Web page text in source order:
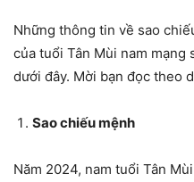
Những thông tin về sao
của tuổi Tân Mùi nam
dưới đây. Mời bạn đọc theo
Sao chiếu mệnh
Năm 2024, nam tuổi Tân